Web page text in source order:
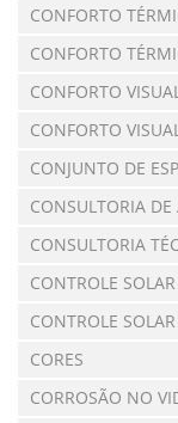
CONFORTO
CONFORTO
CONFORTO
CONFORTO
CONJUNTO DE
CONSULTORIA
CONSULTORIA
CONTROLE
CONTROLE
CORES
CORROSÃO NO